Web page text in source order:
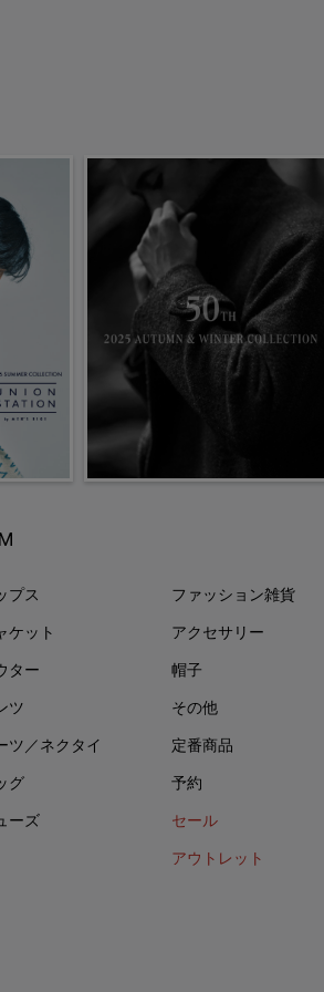
プス
ケット
ター
ツ
ツ／ネクタイ
グ
ーズ
ファッション雑貨
アクセサリー
帽子
その他
定番商品
予約
セール
アウトレット